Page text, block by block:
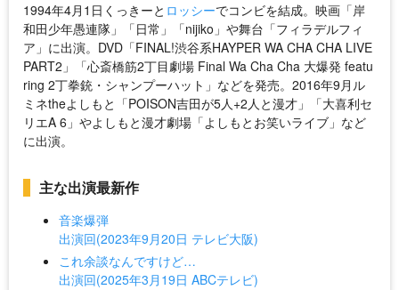
1994年4月1日くっきーと ロッシーでコンビを結成。映画「岸
和田少年愚連隊」「日常」「nijiko」や舞台「フィラデルフィ
ア」に出演。DVD「FINAL!渋谷系HAYPER WA CHA CHA LIVE
PART2」「心斎橋筋2丁目劇場 Final Wa Cha Cha 大爆発 featu
ring 2丁拳銃・シャンプーハット」などを発売。2016年9月ル
ミネtheよしもと「POISON吉田が5人+2人と漫才」「大喜利セ
リエA 6」やよしもと漫才劇場「よしもとお笑いライブ」など
に出演。
主な出演最新作
音楽爆弾
出演回(2023年9月20日 テレビ大阪)
これ余談なんですけど…
出演回(2025年3月19日 ABCテレビ)